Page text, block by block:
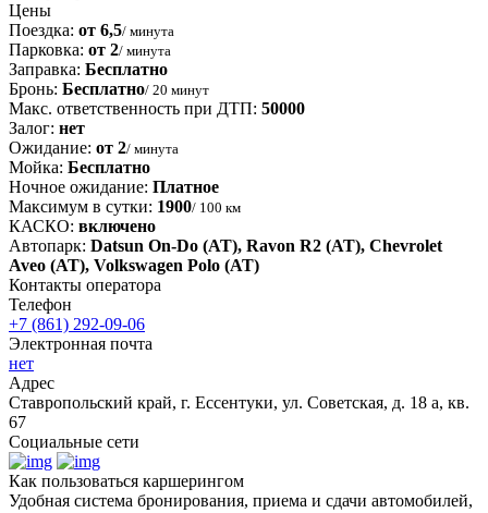
Цены
Поездка: от 6,5/ минута
Парковка: от 2/ минута
Заправка: Бесплатно
Бронь: Бесплатно/ 20 минут
Макс. ответственность при ДТП: 50000
Залог: нет
Ожидание: от 2/ минута
Мойка: Бесплатно
Ночное ожидание: Платное
Максимум в сутки: 1900/ 100 км
КАСКО: включено
Автопарк: Datsun On-Do (AT), Ravon R2 (AT), Chevrolet
Aveo (AT), Volkswagen Polo (AT)
Контакты оператора
Телефон
+7 (861) 292-09-06
Электронная почта
нет
Адрес
Ставропольский край, г. Ессентуки, ул. Советская, д. 18 а, кв.
67
Социальные сети
Как пользоваться каршерингом
Удобная система бронирования, приема и сдачи автомобилей,